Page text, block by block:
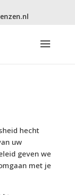
hecht
uw
geven we
met je